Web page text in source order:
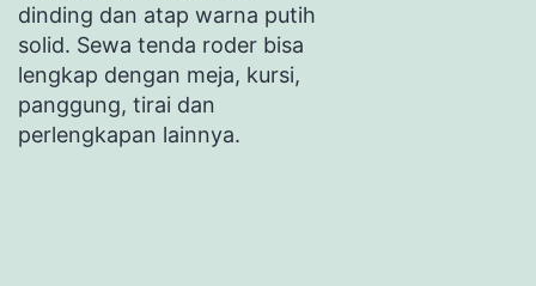
dinding dan atap warna putih
solid. Sewa tenda roder bisa
lengkap dengan meja, kursi,
panggung, tirai dan
perlengkapan lainnya.